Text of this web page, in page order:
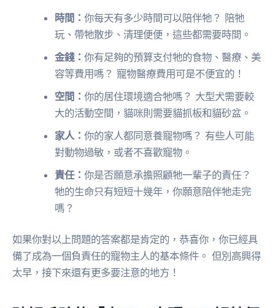
時間：你每天有多少時間可以陪伴牠？ 陪牠
玩、帶牠散步、清理便便，這些都需要時間。
金錢：你有足夠的預算支付牠的食物、醫療、美
容等費用嗎？ 寵物醫療費用可是不便宜的！
空間：你的居住環境適合牠嗎？ 大型犬需要較
大的活動空間，貓咪則需要貓抓板和貓砂盆。
家人：你的家人都同意養寵物嗎？ 有些人可能
對動物過敏，或者不喜歡寵物。
責任：你是否願意承擔照顧牠一輩子的責任？
牠的生命只有短短十幾年，你願意陪伴牠走完
嗎？
如果你對以上問題的答案都是肯定的，恭喜你，你已經具
備了成為一個負責任的寵物主人的基本條件。 但別高興得
太早，接下來還有更多要注意的地方！